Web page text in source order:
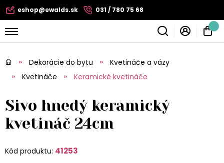
eshop@ewalds.sk 031 / 780 75 68
Dekorácie do bytu
Kvetináče a vázy
Kvetináče
Keramické kvetináče
Sivo hnedý keramický
kvetináč 24cm
Kód produktu: 41253